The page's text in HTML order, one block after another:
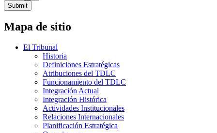
Submit
Mapa de sitio
El Tribunal
Historia
Definiciones Estratégicas
Atribuciones del TDLC
Funcionamiento del TDLC
Integración Actual
Integración Histórica
Actividades Institucionales
Relaciones Internacionales
Planificación Estratégica